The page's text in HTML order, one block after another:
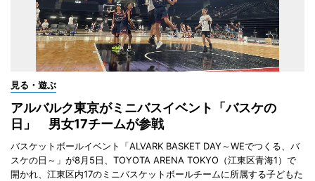
見る・遊ぶ
アルバルク東京がミニバスイベント「バスケの
日」 男女17チームが参戦
バスケットボールイベント「ALVARK BASKET DAY～WEでつくる、バ
スケの日～」が8月5日、TOYOTA ARENA TOKYO（江東区青海1）で
開かれ、江東区内17のミニバスケットボールチームに所属する子どもた